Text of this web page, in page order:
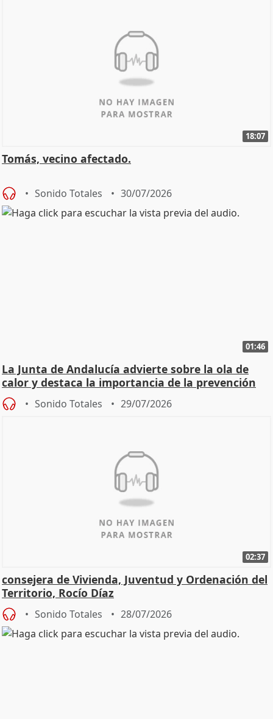
18:07
Tomás, vecino afectado.
Sonido Totales 30/07/2026
01:46
La Junta de Andalucía advierte sobre la ola de
calor y destaca la importancia de la prevención
Sonido Totales 29/07/2026
02:37
consejera de Vivienda, Juventud y Ordenación del
Territorio, Rocío Díaz
Sonido Totales 28/07/2026